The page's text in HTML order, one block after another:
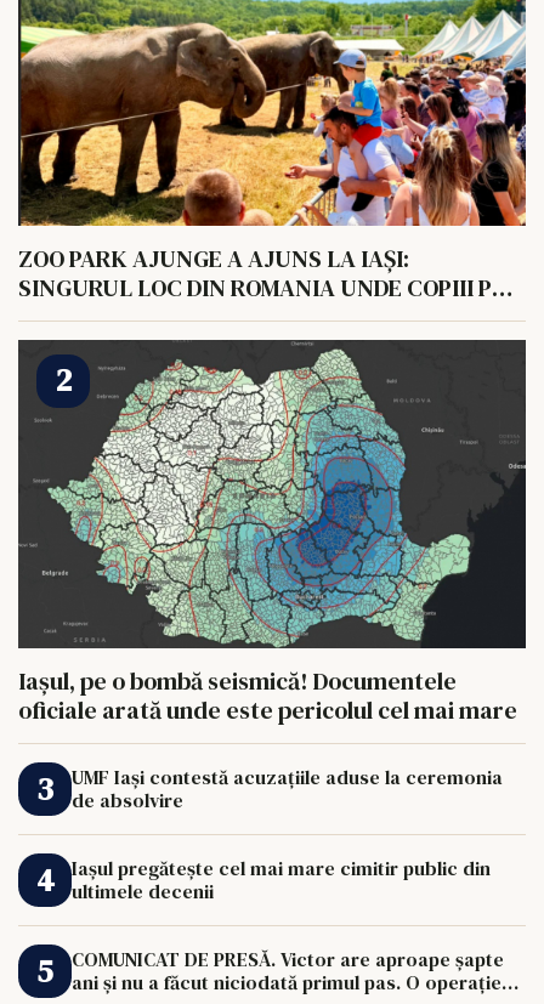
ZOO PARK AJUNGE A AJUNS LA IAȘI:
SINGURUL LOC DIN ROMANIA UNDE COPIII POT
HRANI UN ELEFANT
Iașul, pe o bombă seismică! Documentele
oficiale arată unde este pericolul cel mai mare
UMF Iași contestă acuzațiile aduse la ceremonia
de absolvire
Iașul pregătește cel mai mare cimitir public din
ultimele decenii
COMUNICAT DE PRESĂ. Victor are aproape șapte
ani și nu a făcut niciodată primul pas. O operație